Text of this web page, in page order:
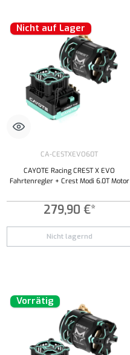
Nicht auf Lager
CA-CESTXEVO60T
CAYOTE Racing CREST X EVO
Fahrtenregler + Crest Modi 6.0T Motor
279,90 €*
Nicht lagernd
Vorrätig